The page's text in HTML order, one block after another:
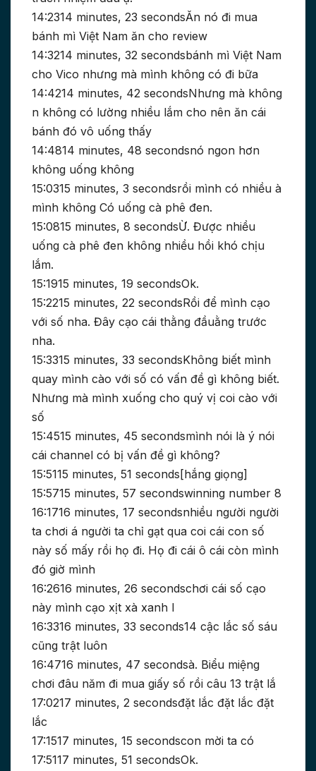
14:2314 minutes, 23 secondsĂn nó đi mua
bánh mì Việt Nam ăn cho review
14:3214 minutes, 32 secondsbánh mì Việt Nam
cho Vico nhưng mà mình không có đi bữa
14:4214 minutes, 42 secondsNhưng mà không
n không có lường nhiều lắm cho nên ăn cái
bánh đó vô uống thấy
14:4814 minutes, 48 secondsnó ngon hơn
không uống không
15:0315 minutes, 3 secondsrồi mình có nhiều à
mình không Có uống cà phê đen.
15:0815 minutes, 8 secondsỪ. Được nhiều
uống cà phê đen không nhiều hồi khó chịu
lắm.
15:1915 minutes, 19 secondsOk.
15:2215 minutes, 22 secondsRồi để mình cạo
với số nha. Đây cạo cái thằng đầuằng trước
nha.
15:3315 minutes, 33 secondsKhông biết mình
quay mình cào với số có vấn đề gì không biết.
Nhưng mà mình xuống cho quý vị coi cào với
số
15:4515 minutes, 45 secondsmình nói là ý nói
cái channel có bị vấn đề gì không?
15:5115 minutes, 51 seconds[hắng giọng]
15:5715 minutes, 57 secondswinning number 8
16:1716 minutes, 17 secondsnhiều người người
ta chơi á người ta chỉ gạt qua coi cái con số
này số mấy rồi họ đi. Họ đi cái ô cái còn mình
đó giờ mình
16:2616 minutes, 26 secondschơi cái số cạo
này mình cạo xịt xà xanh l
16:3316 minutes, 33 seconds14 cậc lắc số sáu
cũng trật luôn
16:4716 minutes, 47 secondsà. Biểu miệng
chơi đâu năm đi mua giấy số rồi câu 13 trật lắ
17:0217 minutes, 2 secondsđặt lắc đặt lắc đặt
lắc
17:1517 minutes, 15 secondscon mời ta có
17:5117 minutes, 51 secondsOk.